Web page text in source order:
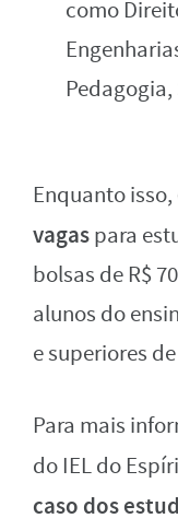
como
Enquanto isso,
vagaspara
bolsas de R$
alunos do
e superiores
Para mais
do IEL do
caso dos